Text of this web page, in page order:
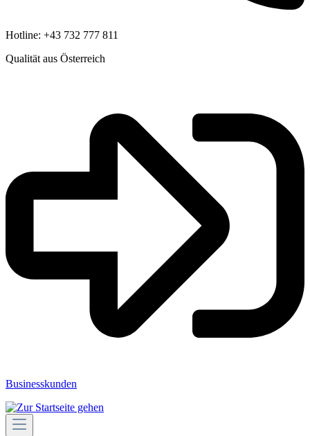
Hotline: +43 732 777 811
Qualität aus Österreich
Businesskunden